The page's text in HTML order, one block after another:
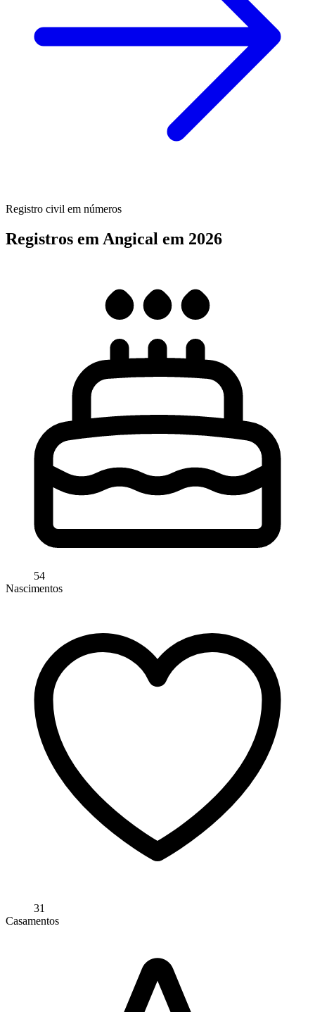
Registro civil em números
Registros em Angical em 2026
54
Nascimentos
31
Casamentos